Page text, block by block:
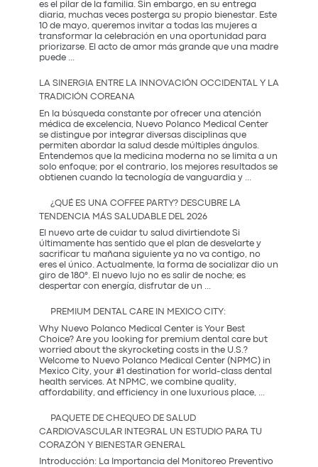
es el pilar de la familia. Sin embargo, en su entrega
diaria, muchas veces posterga su propio bienestar. Este
10 de mayo, queremos invitar a todas las mujeres a
transformar la celebración en una oportunidad para
priorizarse. El acto de amor más grande que una madre
puede ...
que
Realmente
Necesita:
Salud
y
Prevención
LA SINERGIA ENTRE LA INNOVACIÓN OCCIDENTAL Y LA
TRADICIÓN COREANA
En la búsqueda constante por ofrecer una atención
médica de excelencia, Nuevo Polanco Medical Center
se distingue por integrar diversas disciplinas que
permiten abordar la salud desde múltiples ángulos.
Entendemos que la medicina moderna no se limita a un
solo enfoque; por el contrario, los mejores resultados se
obtienen cuando la tecnología de vanguardia y
y
la
Tradición
¿QUÉ ES UNA COFFEE PARTY? DESCUBRE LA
TENDENCIA MÁS SALUDABLE DEL 2026
El nuevo arte de cuidar tu salud divirtiendote Si
últimamente has sentido que el plan de desvelarte y
sacrificar tu mañana siguiente ya no va contigo, no
eres el único. Actualmente, la forma de socializar dio un
giro de 180°. El nuevo lujo no es salir de noche; es
despertar con energía, disfrutar de un ...
una
Party?
Descubre
la
tendencia
más
saludable
del
PREMIUM DENTAL CARE IN MEXICO CITY:
Why Nuevo Polanco Medical Center is Your Best
Choice? Are you looking for premium dental care but
worried about the skyrocketing costs in the U.S.?
Welcome to Nuevo Polanco Medical Center (NPMC) in
Mexico City, your #1 destination for world-class dental
health services. At NPMC, we combine quality,
affordability, and efficiency in one luxurious place,
PAQUETE DE CHEQUEO DE SALUD
CARDIOVASCULAR INTEGRAL UN ESTUDIO PARA TU
CORAZÓN Y BIENESTAR GENERAL
Introducción: La Importancia del Monitoreo Preventivo